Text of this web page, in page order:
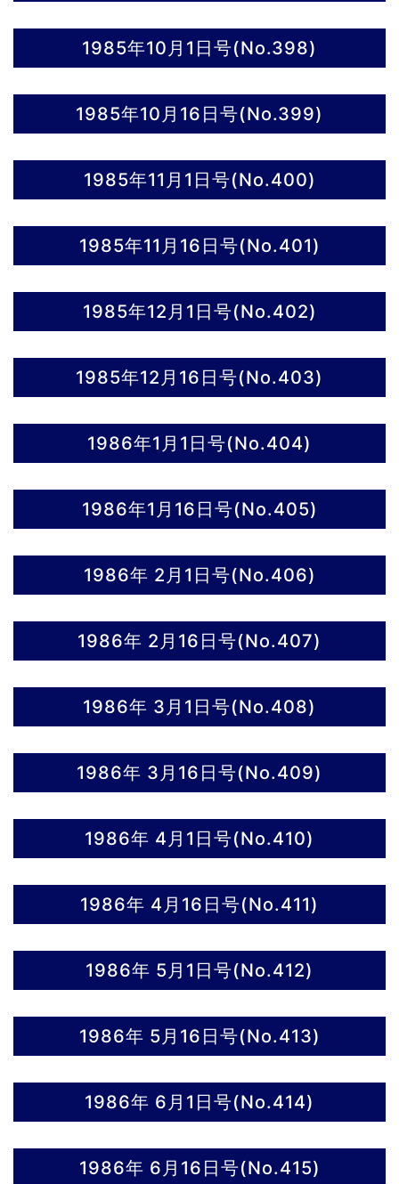
1985年10月1日号(No.398)
1985年10月16日号(No.399)
1985年11月1日号(No.400)
1985年11月16日号(No.401)
1985年12月1日号(No.402)
1985年12月16日号(No.403)
1986年1月1日号(No.404)
1986年1月16日号(No.405)
1986年 2月1日号(No.406)
1986年 2月16日号(No.407)
1986年 3月1日号(No.408)
1986年 3月16日号(No.409)
1986年 4月1日号(No.410)
1986年 4月16日号(No.411)
1986年 5月1日号(No.412)
1986年 5月16日号(No.413)
1986年 6月1日号(No.414)
1986年 6月16日号(No.415)